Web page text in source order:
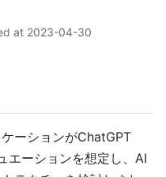
at 2023-04-30
ーションがChatGPT
エーションを想定し、AI